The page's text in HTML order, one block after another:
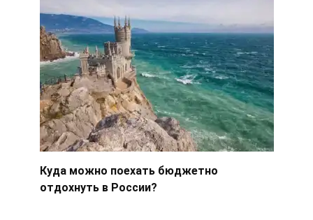
Куда можно поехать бюджетно
отдохнуть в России?